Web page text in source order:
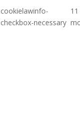
cookielawinfo-
checkbox-necessary
11